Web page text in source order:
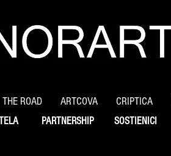
ROAD ARTCOVA CRIPTICA
PARTNERSHIP SOSTIENICI